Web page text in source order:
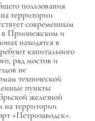
пользования
территории
современным
в Прионежском и
находятся в
капитального
ряд мостов и
не
технической
пункты
железной
на территории
«Петрозаводск».